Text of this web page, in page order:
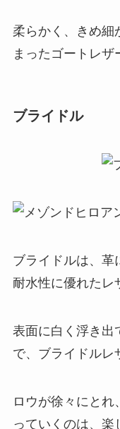
柔らかく、きめ細
まったゴートレザ
ブライドル
ブライドルは、革
耐水性に優れたレ
表面に白く浮き出
で、ブライドルレ
ロウが徐々にと
っていくのは、楽